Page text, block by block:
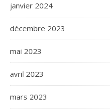
janvier 2024
décembre 2023
mai 2023
avril 2023
mars 2023